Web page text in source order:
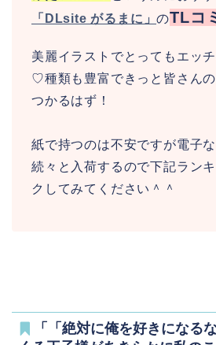
「DLsite がるまに」のTLコ
美麗イラストでとってもエッ
♡種類も豊富できっと皆さん
つかるはず！
紙で持つのは不安ですが電子
続々と入荷するので下記ラン
クしてみてください＾＾
「「絶対に俺を好きになる